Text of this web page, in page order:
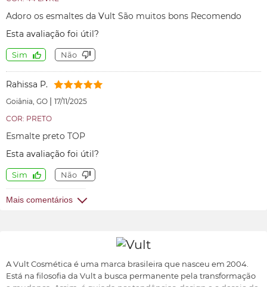
Adoro os esmaltes da Vult São muitos bons Recomendo
Esta avaliação foi útil?
Sim Não
Rahissa P.
Goiânia, GO | 17/11/2025
COR: PRETO
Esmalte preto TOP
Esta avaliação foi útil?
Sim Não
Mais comentários
A Vult Cosmética é uma marca brasileira que nasceu em 2004.
Está na filosofia da Vult a busca permanente pela transformação